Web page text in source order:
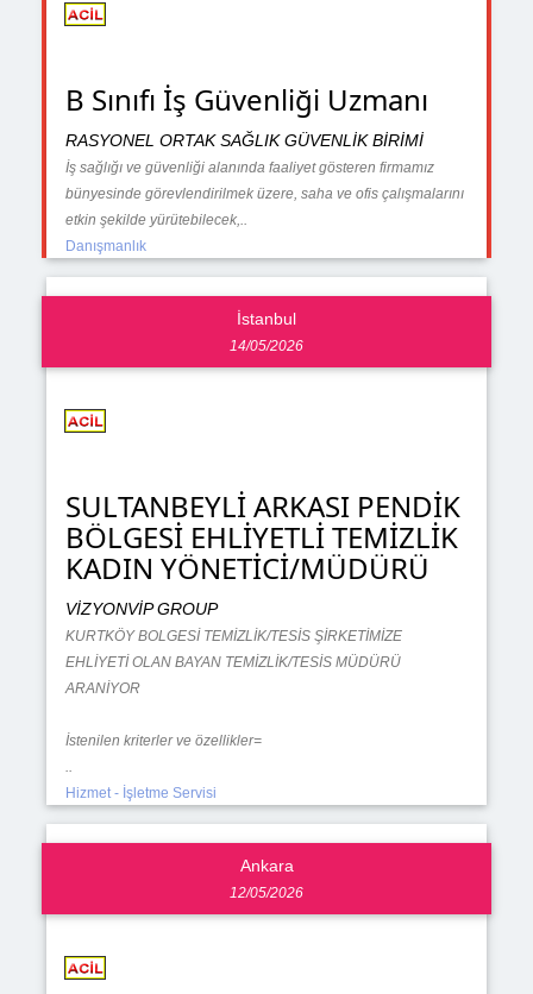
B Sınıfı İş Güvenliği Uzmanı
RASYONEL ORTAK SAĞLIK GÜVENLİK BİRİMİ
İş sağlığı ve güvenliği alanında faaliyet gösteren firmamız
bünyesinde görevlendirilmek üzere, saha ve ofis çalışmalarını
etkin şekilde yürütebilecek,..
Danışmanlık
İstanbul
14/05/2026
SULTANBEYLİ ARKASI PENDİK
BÖLGESİ EHLİYETLİ TEMİZLİK
KADIN YÖNETİCİ/MÜDÜRÜ
VİZYONVİP GROUP
KURTKÖY BOLGESİ TEMİZLİK/TESİS ŞİRKETİMİZE
EHLİYETİ OLAN BAYAN TEMİZLİK/TESİS MÜDÜRÜ
ARANİYOR
İstenilen kriterler ve özellikler=
..
Hizmet - İşletme Servisi
Ankara
12/05/2026